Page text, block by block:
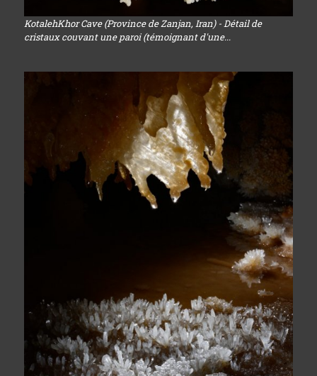
KotalehKhor Cave (Province de Zanjan, Iran) - Détail de
cristaux couvant une paroi (témoignant d'une...